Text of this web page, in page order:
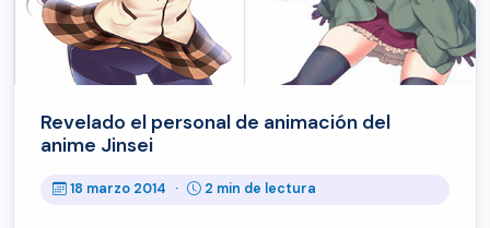
Revelado el personal de animación del
anime Jinsei
18 marzo 2014 · 2 min de lectura